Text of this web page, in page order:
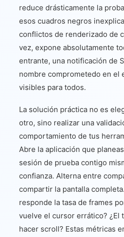
reduce drásticamente la
esos cuadros negros
conflictos de renderizado de
vez, expone absolutamente
entrante, una notificación de
nombre comprometedo en el
visibles para todos.
La solución práctica no es
otro, sino realizar una
comportamiento de tus
Abre la aplicación que
sesión de prueba contigo
confianza. Alterna entre
compartir la pantalla
responde la tasa de frames
vuelve el cursor errático? ¿El
hacer scroll? Estas métricas